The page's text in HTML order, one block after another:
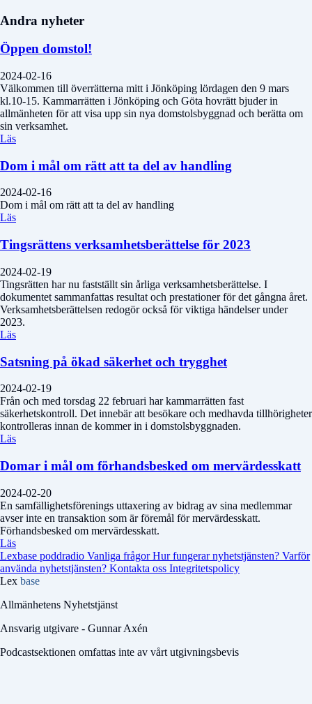
Andra nyheter
Öppen domstol!
2024-02-16
Välkommen till överrätterna mitt i Jönköping lördagen den 9 mars
kl.10-15. Kammarrätten i Jönköping och Göta hovrätt bjuder in
allmänheten för att visa upp sin nya domstolsbyggnad och berätta om
sin verksamhet.
Läs
Dom i mål om rätt att ta del av handling
2024-02-16
Dom i mål om rätt att ta del av handling
Läs
Tingsrättens verksamhetsberättelse för 2023
2024-02-19
Tingsrätten har nu fastställt sin årliga verksamhetsberättelse. I
dokumentet sammanfattas resultat och prestationer för det gångna året.
Verksamhetsberättelsen redogör också för viktiga händelser under
2023.
Läs
Satsning på ökad säkerhet och trygghet
2024-02-19
Från och med torsdag 22 februari har kammarrätten fast
säkerhetskontroll. Det innebär att besökare och medhavda tillhörigheter
kontrolleras innan de kommer in i domstolsbyggnaden.
Läs
Domar i mål om förhandsbesked om mervärdesskatt
2024-02-20
En samfällighetsförenings uttaxering av bidrag av sina medlemmar
avser inte en transaktion som är föremål för mervärdesskatt.
Förhandsbesked om mervärdesskatt.
Läs
Lexbase poddradio Vanliga frågorHur fungerar nyhetstjänsten? Varför
använda nyhetstjänsten? Kontakta oss Integritetspolicy
Lex base
Allmänhetens Nyhetstjänst
Ansvarig utgivare - Gunnar Axén
Podcastsektionen omfattas inte av vårt utgivningsbevis